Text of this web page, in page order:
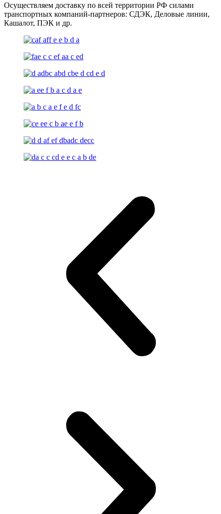
Осуществляем доставку по всей территории РФ силами
транспортных компаний-партнеров: СДЭК, Деловые линии,
Кашалот, ПЭК и др.